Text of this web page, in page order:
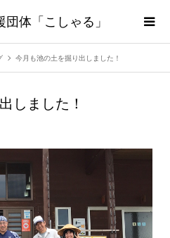
体「こしゃる」
今月も池の土を掘り出しました！
しました！